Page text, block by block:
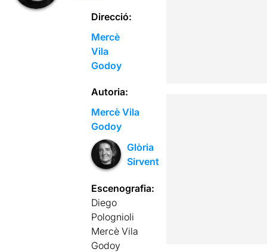
Direcció:
Mercè
Vila
Godoy
Autoria:
Mercè Vila
Godoy
Glòria
Sirvent
Escenografia:
Diego
Polognioli
Mercè Vila
Godoy